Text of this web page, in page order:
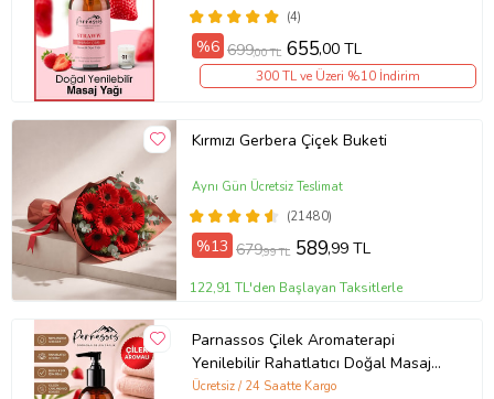
(4)
%6 699,00 TL 655,00 TL
300 TL ve Üzeri %10 İndirim
Kırmızı Gerbera Çiçek Buketi
(21480)
Aynı Gün Ücretsiz Teslimat
%13 679,99 TL 589,99 TL
122,91 TL'den Başlayan Taksitlerle
Parnassos Çilek Aromaterapi
Yenilebilir Rahatlatıcı Doğal Masaj
Yağı 150ml
Ücretsiz / 24 Saatte Kargo